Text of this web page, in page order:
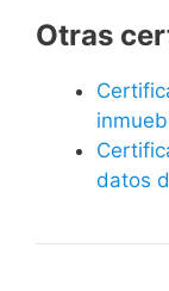
Otras
datos